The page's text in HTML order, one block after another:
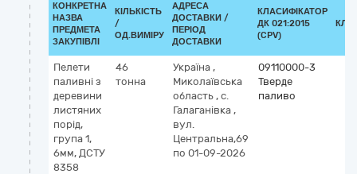
КОНКРЕТНА
НАЗВА
ПРЕДМЕТА
ЗАКУПІВЛІ
КІЛЬКІСТЬ
/
ОД.ВИМІРУ
АДРЕСА
ДОСТАВКИ /
ПЕРІОД
ДОСТАВКИ
КЛАСИФІКАТОР
ДК 021:2015
(CPV)
Пелети
паливні з
деревини
листяних
порід,
група 1,
6мм, ДСТУ
8358
46
тонна
Україна ,
Миколаївська
область , с.
Галаганівка ,
вул.
Центральна,69
по 01-09-2026
09110000-3
Тверде
паливо